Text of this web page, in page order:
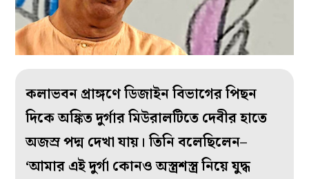
কলাভবন প্রাঙ্গণে ডিজাইন বিভাগের পিছন
দিকে অঙ্কিত দুর্গার মিউরালটিতে দেবীর হাতে
অজস্র পদ্ম দেখা যায়। তিনি বলেছিলেন–
‘আমার এই দুর্গা কোনও অস্ত্রশস্ত্র নিয়ে যুদ্ধ